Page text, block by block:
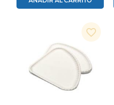
favorite_border